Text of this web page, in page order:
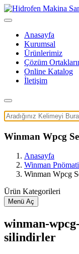
Anasayfa
Kurumsal
Ürünlerimiz
Çözüm
Online Katalog
İletişim
Winman Wpcg
Anasayfa
Winman
Winman Wpcg
Ürün Kategorileri
Menü Aç
winman-
silindirler